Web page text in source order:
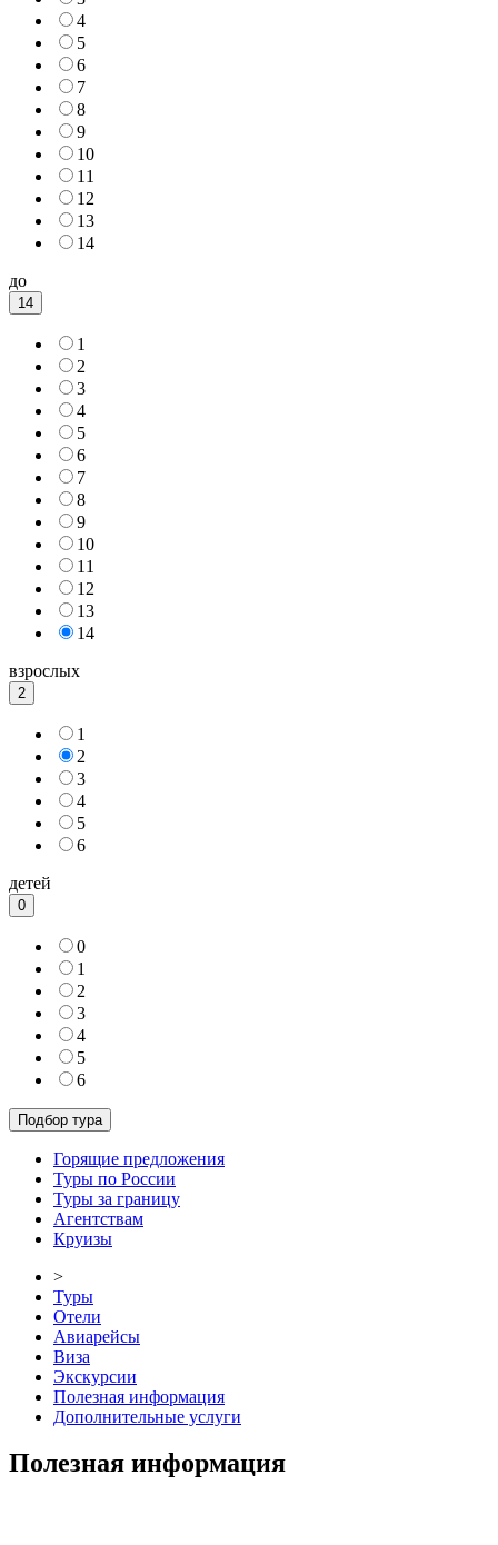
4
5
6
7
8
9
10
11
12
13
14
до
14
1
2
3
4
5
6
7
8
9
10
11
12
13
14
взрослых
2
1
2
3
4
5
6
детей
0
0
1
2
3
4
5
6
Горящие предложения
Туры по России
Туры за границу
Агентствам
Круизы
>
Туры
Отели
Авиарейсы
Виза
Экскурсии
Полезная информация
Дополнительные услуги
Полезная информация